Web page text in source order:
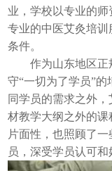
业，学校以专业的
专业的中医艾灸培
条件。
作为山东地区正
守“一切为了学员”
同学员的需求之外
材教学大纲之外的
片面性，也照顾了
员，深受学员认可和